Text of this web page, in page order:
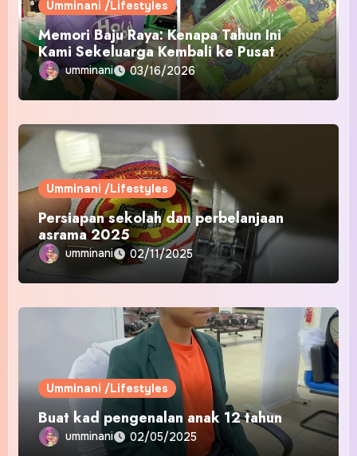
Umminani /Lifestyles
Memori Baju Raya: Kenapa Tahun Ini
Kami Sekeluarga Kembali ke Pusat
Pakaian Hari-Hari?
umminani 03/16/2026
Umminani /Lifestyles
Persiapan sekolah dan perbelanjaan
asrama 2025
umminani 02/11/2025
Umminani /Lifestyles
Buat kad pengenalan anak 12 tahun
umminani 02/05/2025